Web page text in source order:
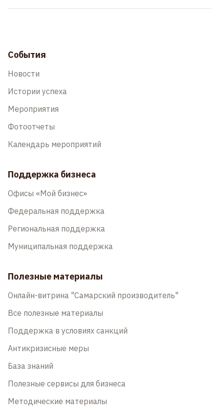
События
Новости
Истории успеха
Мероприятия
Фотоотчеты
Календарь мероприятий
Поддержка бизнеса
Офисы «Мой бизнес»
Федеральная поддержка
Региональная поддержка
Муниципальная поддержка
Полезные материалы
Онлайн-витрина "Самарский производитель"
Все полезные материалы
Поддержка в условиях санкций
Антикризисные меры
База знаний
Полезные сервисы для бизнеса
Методические материалы